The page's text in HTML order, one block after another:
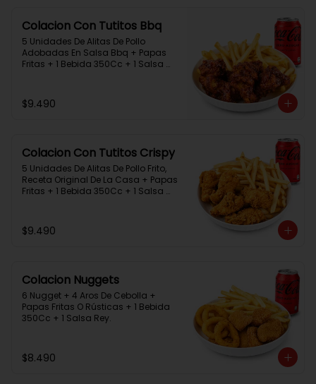
Colacion Con Tutitos Bbq
5 Unidades De Alitas De Pollo
Adobadas En Salsa Bbq + Papas
Fritas + 1 Bebida 350Cc + 1 Salsa
$9.490
Colacion Con Tutitos Crispy
5 Unidades De Alitas De Pollo Frito,
Receta Original De La Casa + Papas
Fritas + 1 Bebida 350Cc + 1 Salsa
$9.490
Colacion Nuggets
6 Nugget + 4 Aros De Cebolla +
Papas Fritas O Rústicas + 1 Bebida
350Cc + 1 Salsa Rey.
$8.490